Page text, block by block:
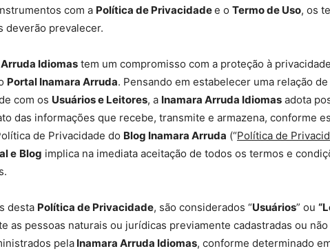
com a Política de Privacidadee o Termo de Uso, os
deverão prevalecer.
Idiomas tem um compromisso com a proteção à
Portal Inamara Arruda. Pensando em estabelecer uma relação
com os Usuários e Leitores, a Inamara Arruda Idiomas adota
das informações que recebe, transmite e armazena, conforme
de Privacidade do Blog Inamara Arruda (“Política de
e Blog implica na imediata aceitação de todos os termos e
desta Política de Privacidade, são considerados “Usuários” ou
as pessoas naturais ou jurídicas previamente cadastradas ou
pela Inamara Arruda Idiomas, conforme determinado